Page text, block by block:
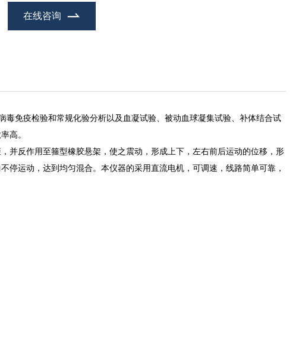
在线咨询
免疫检验和常规化验分析以及血凝试验、被动血球凝集试验、补体结合试
高。
并反作用至箍型橡胶悬架，使之震动，形成上下，左右前后运动的位移，形
运动，达到均匀混合。本仪器的采用直流电机，可调速，线路简单可靠，